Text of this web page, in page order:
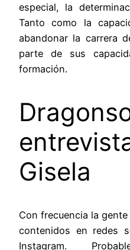
especial, la
Tanto como la
abandonar la carrera
parte de sus
formación.
Gisela
Con frecuencia la
contenidos en redes
Instagram.